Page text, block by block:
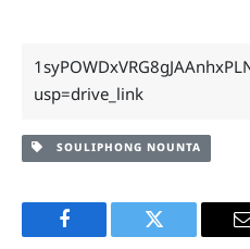
usp=drive_link
SOULIPHONG NOUNTA
Facebook Twitter